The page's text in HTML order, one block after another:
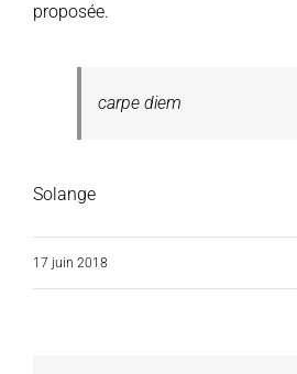
proposée.
carpe diem
Solange
17 juin 2018